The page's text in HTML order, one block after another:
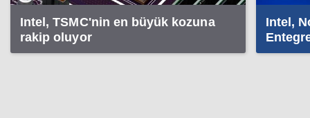
Intel, TSMC'nin en büyük kozuna
rakip oluyor
Intel,